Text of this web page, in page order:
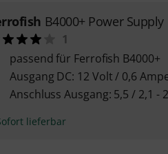
B4000+ Power Supply
1
passend für Ferrofish B4000+
Ausgang DC: 12 Volt / 0,6
Anschluss Ausgang: 5,5 / 2,1 -
lieferbar